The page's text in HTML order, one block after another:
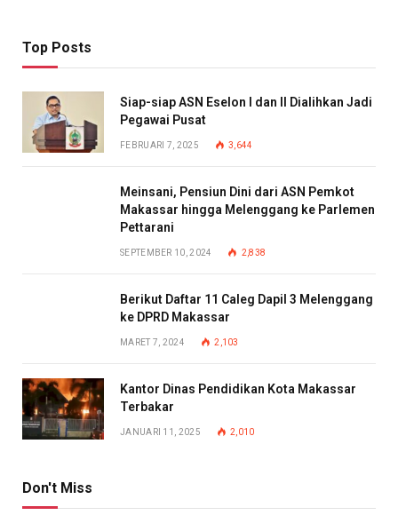
Top Posts
Siap-siap ASN Eselon I dan II Dialihkan Jadi
Pegawai Pusat
FEBRUARI 7, 2025 3,644
Meinsani, Pensiun Dini dari ASN Pemkot
Makassar hingga Melenggang ke Parlemen
Pettarani
SEPTEMBER 10, 2024 2,838
Berikut Daftar 11 Caleg Dapil 3 Melenggang
ke DPRD Makassar
MARET 7, 2024 2,103
Kantor Dinas Pendidikan Kota Makassar
Terbakar
JANUARI 11, 2025 2,010
Don't Miss